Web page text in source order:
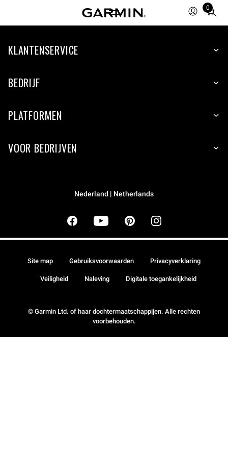
0
Total
KLANTENSERVICE
BEDRIJF
PLATFORMEN
VOOR BEDRIJVEN
Nederland | Netherlands
© Garmin Ltd. of haar dochtermaatschappijen. Alle rechten
voorbehouden.
Site map Gebruiksvoorwaarden Privacyverklaring
Veiligheid Naleving Digitale toegankelijkheid